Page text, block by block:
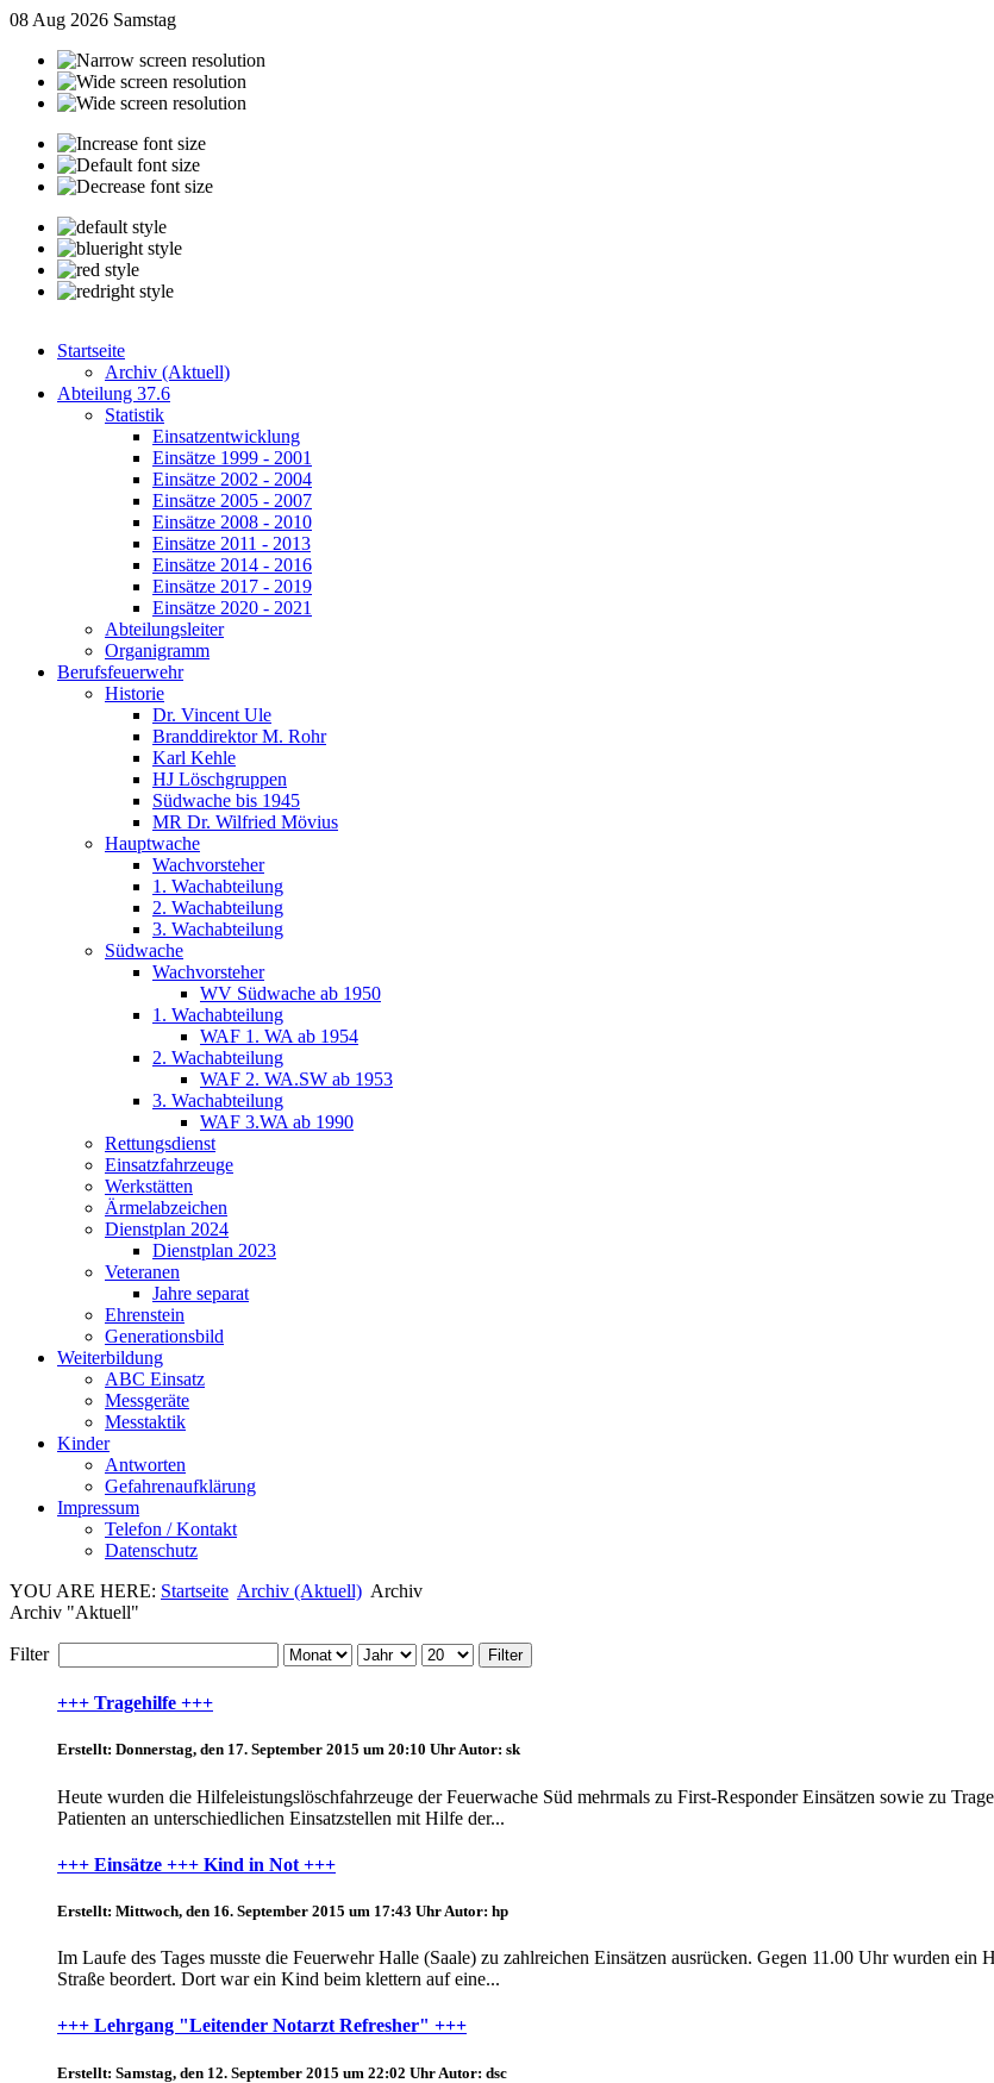
08 Aug 2026 Samstag
Startseite
Archiv (Aktuell)
Abteilung 37.6
Statistik
Einsatzentwicklung
Einsätze 1999 - 2001
Einsätze 2002 - 2004
Einsätze 2005 - 2007
Einsätze 2008 - 2010
Einsätze 2011 - 2013
Einsätze 2014 - 2016
Einsätze 2017 - 2019
Einsätze 2020 - 2021
Abteilungsleiter
Organigramm
Berufsfeuerwehr
Historie
Dr. Vincent Ule
Branddirektor M. Rohr
Karl Kehle
HJ Löschgruppen
Südwache bis 1945
MR Dr. Wilfried Mövius
Hauptwache
Wachvorsteher
1. Wachabteilung
2. Wachabteilung
3. Wachabteilung
Südwache
Wachvorsteher
WV Südwache ab 1950
1. Wachabteilung
WAF 1. WA ab 1954
2. Wachabteilung
WAF 2. WA.SW ab 1953
3. Wachabteilung
WAF 3.WA ab 1990
Rettungsdienst
Einsatzfahrzeuge
Werkstätten
Ärmelabzeichen
Dienstplan 2024
Dienstplan 2023
Veteranen
Jahre separat
Ehrenstein
Generationsbild
Weiterbildung
ABC Einsatz
Messgeräte
Messtaktik
Kinder
Antworten
Gefahrenaufklärung
Impressum
Telefon / Kontakt
Datenschutz
YOU ARE HERE: Startseite Archiv (Aktuell) Archiv
Archiv "Aktuell"
Filter Filter
+++ Tragehilfe +++
Erstellt: Donnerstag, den 17. September 2015 um 20:10 UhrAutor: sk
Heute wurden die Hilfeleistungslöschfahrzeuge der Feuerwache Süd mehrmals zu First-Responder Einsätzen sowie zu
Patienten an unterschiedlichen Einsatzstellen mit Hilfe der...
+++ Einsätze +++ Kind in Not +++
Erstellt: Mittwoch, den 16. September 2015 um 17:43 UhrAutor: hp
Im Laufe des Tages musste die Feuerwehr Halle (Saale) zu zahlreichen Einsätzen ausrücken. Gegen 11.00 Uhr wurden
Straße beordert. Dort war ein Kind beim klettern auf eine...
+++ Lehrgang "Leitender Notarzt Refresher" +++
Erstellt: Samstag, den 12. September 2015 um 22:02 Uhr Autor: dsc